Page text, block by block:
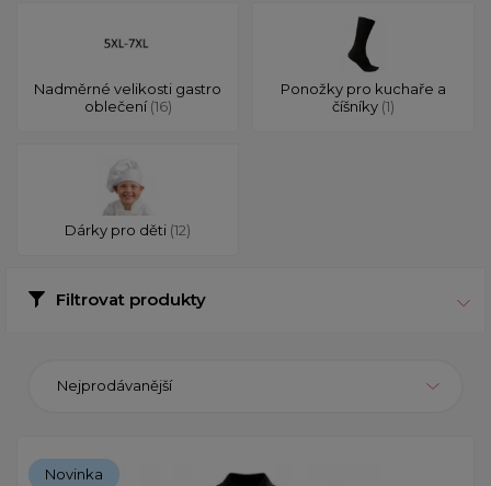
Nadměrné velikosti gastro
oblečení(16)
Ponožky pro kuchaře a
číšníky (1)
Dárky pro děti (12)
Filtrovat produkty
Nejprodávanější
Novinka